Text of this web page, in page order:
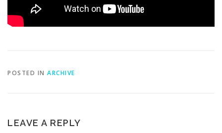
POSTED IN ARCHIVE
LEAVE A REPLY